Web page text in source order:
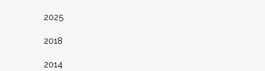
2025
2018
2014